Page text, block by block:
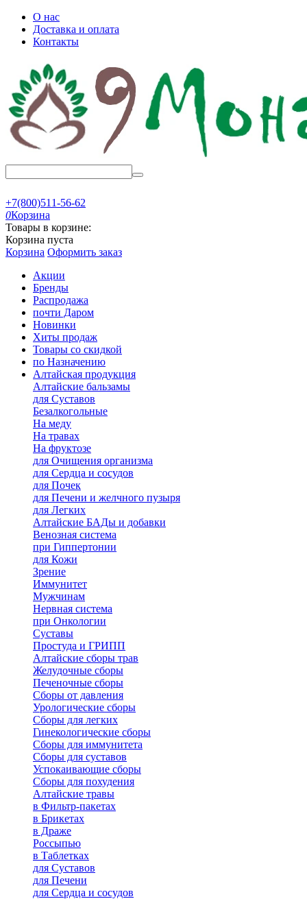
О нас
Доставка и оплата
Контакты
+7(800)511-56-62
0Корзина
Товары в корзине:
Корзина пуста
Корзина Оформить заказ
Акции
Бренды
Распродажа
почти Даром
Новинки
Хиты продаж
Товары со скидкой
по Назначению
Алтайская продукция
Алтайские бальзамы
для Суставов
Безалкогольные
На меду
На травах
На фруктозе
для Очищения организма
для Сердца и сосудов
для Почек
для Печени и желчного пузыря
для Легких
Алтайские БАДы и добавки
Венозная система
при Гиппертонии
для Кожи
Зрение
Иммунитет
Мужчинам
Нервная система
при Онкологии
Суставы
Простуда и ГРИПП
Алтайские сборы трав
Желудочные сборы
Печеночные сборы
Сборы от давления
Урологические сборы
Сборы для легких
Гинекологические сборы
Сборы для иммунитета
Сборы для суставов
Успокаивающие сборы
Сборы для похудения
Алтайские травы
в Фильтр-пакетах
в Брикетах
в Драже
Россыпью
в Таблетках
для Cуставов
для Печени
для Сердца и сосудов